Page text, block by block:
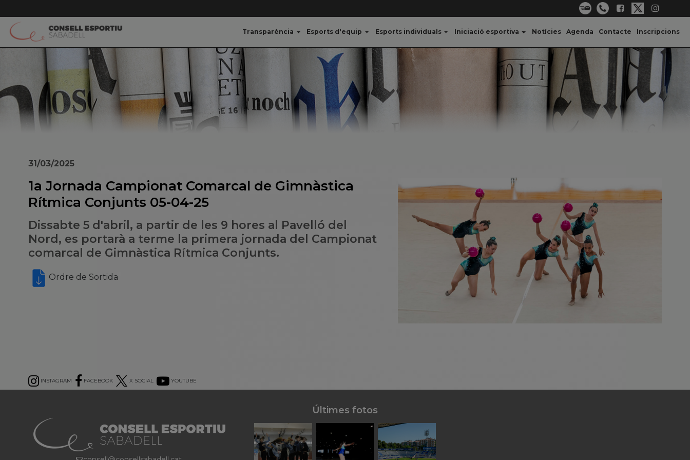
Transparència Esports d'equip Esports individuals Iniciació esportiva Notícies Agenda Contacte Inscripcions
1a Jornada Campionat Comarcal de Gimnàstica
Rítmica Conjunts 05-04-25
Dissabte 5 d'abril, a partir de les 9 hores al Pavelló del
Nord, es portarà a terme la primera jornada del Campionat
comarcal de Gimnàstica Rítmica Conjunts.
31/03/2025
Ordre de Sortida
INSTAGRAM FACEBOOK X SOCIAL YOUTUBE
Últimes fotos